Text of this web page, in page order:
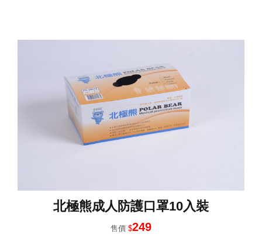
北極熊成人防護口罩10入裝
售價 $249